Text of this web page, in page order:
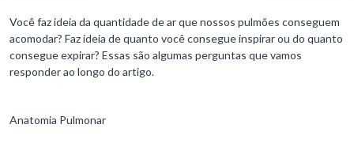
Você faz ideia da quantidade de ar que nossos pulmões conseguem
acomodar? Faz ideia de quanto você consegue inspirar ou do quanto
consegue expirar? Essas são algumas perguntas que vamos
responder ao longo do artigo.
Anatomia Pulmonar